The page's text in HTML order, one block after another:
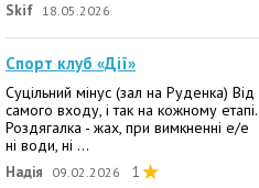
Skif 18.05.2026
Спорт клуб «Дії»
Суцільний мінус (зал на Руденка) Від
самого входу, і так на кожному етапі.
Роздягалка - жах, при вимкненні е/е
ні води, ні ...
Надія 09.02.2026 1